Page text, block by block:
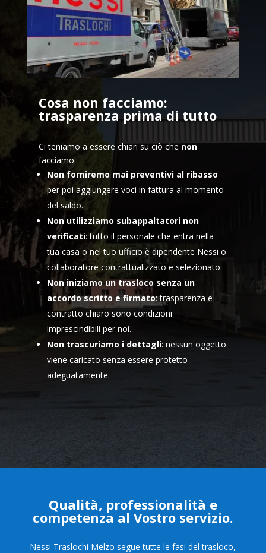
Cosa non facciamo:
trasparenza prima di tutto
Ci teniamo a essere chiari su ciò chenon
facciamo:
Non forniremo mai preventivi al ribasso
per poi aggiungere voci in fattura al momento
del saldo.
Non utilizziamo subappaltatori non
verificati: tutto il personale che entra nella
tua casa o nel tuo ufficio è dipendente Nessi o
collaboratore contrattualizzato e selezionato.
Non iniziamo un trasloco senza un
accordo scritto e firmato: trasparenza e
contratto chiaro sono condizioni
imprescindibili per noi.
Non trascuriamo i dettagli: nessun oggetto
viene caricato senza essere protetto
adeguatamente.
Qualità, professionalità e
competenza al Vostro servizio.
Nessi Traslochi Melzo segue tutte le fasi del trasloco,